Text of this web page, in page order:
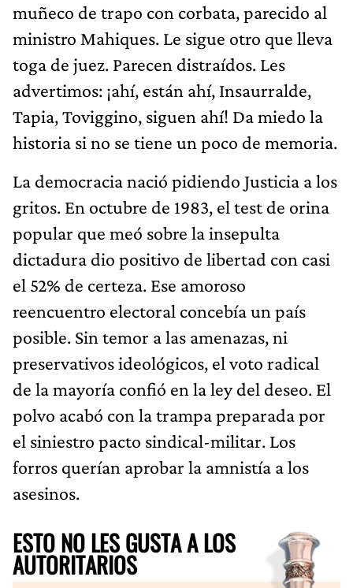
muñeco de trapo con corbata, parecido al
ministro Mahiques. Le sigue otro que lleva
toga de juez. Parecen distraídos. Les
advertimos: ¡ahí, están ahí, Insaurralde,
Tapia, Toviggino, siguen ahí! Da miedo la
historia si no se tiene un poco de memoria.
La democracia nació pidiendo Justicia a los
gritos. En octubre de 1983, el test de orina
popular que meó sobre la insepulta
dictadura dio positivo de libertad con casi
el 52% de certeza. Ese amoroso
reencuentro electoral concebía un país
posible. Sin temor a las amenazas, ni
preservativos ideológicos, el voto radical
de la mayoría confió en la ley del deseo. El
polvo acabó con la trampa preparada por
el siniestro pacto sindical-militar. Los
forros querían aprobar la amnistía a los
asesinos.
ESTO NO LES GUSTA A LOS
AUTORITARIOS